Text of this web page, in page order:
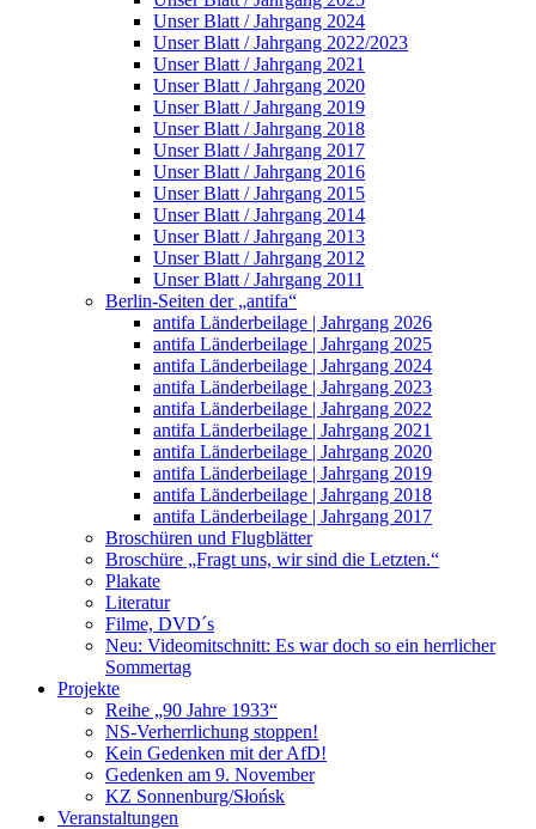
Unser Blatt / Jahrgang 2024
Unser Blatt / Jahrgang 2022/2023
Unser Blatt / Jahrgang 2021
Unser Blatt / Jahrgang 2020
Unser Blatt / Jahrgang 2019
Unser Blatt / Jahrgang 2018
Unser Blatt / Jahrgang 2017
Unser Blatt / Jahrgang 2016
Unser Blatt / Jahrgang 2015
Unser Blatt / Jahrgang 2014
Unser Blatt / Jahrgang 2013
Unser Blatt / Jahrgang 2012
Unser Blatt / Jahrgang 2011
Berlin-Seiten der „antifa“
antifa Länderbeilage | Jahrgang 2026
antifa Länderbeilage | Jahrgang 2025
antifa Länderbeilage | Jahrgang 2024
antifa Länderbeilage | Jahrgang 2023
antifa Länderbeilage | Jahrgang 2022
antifa Länderbeilage | Jahrgang 2021
antifa Länderbeilage | Jahrgang 2020
antifa Länderbeilage | Jahrgang 2019
antifa Länderbeilage | Jahrgang 2018
antifa Länderbeilage | Jahrgang 2017
Broschüren und Flugblätter
Broschüre „Fragt uns, wir sind die Letzten.“
Plakate
Literatur
Filme, DVD´s
Neu: Videomitschnitt: Es war doch so ein herrlicher
Sommertag
Projekte
Reihe „90 Jahre 1933“
NS-Verherrlichung stoppen!
Kein Gedenken mit der AfD!
Gedenken am 9. November
KZ Sonnenburg/Słońsk
Veranstaltungen